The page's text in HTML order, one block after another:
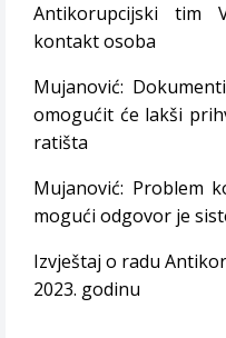
Antikorupcijski tim
kontakt osoba
Mujanović:
omogućit će lakši
ratišta
Mujanović: Problem
mogući odgovor je
Izvještaj o radu
2023. godinu